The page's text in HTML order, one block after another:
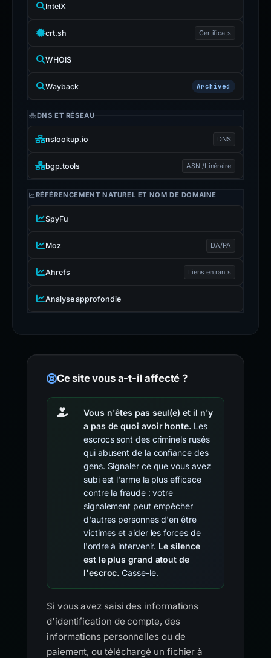
IntelX
crt.sh Certificats
WHOIS
Wayback Archived
DNS ET RÉSEAU
nslookup.io DNS
bgp.tools ASN /Itinéraire
RÉFÉRENCEMENT NATUREL ET NOM DE DOMAINE
SpyFu
Moz DA/PA
Ahrefs Liens entrants
Analyse approfondie
Ce site vous a-t-il affecté ?
Vous n'êtes pas seul(e) et il n'y
a pas de quoi avoir honte.Les
escrocs sont des criminels rusés
qui abusent de la confiance des
gens. Signaler ce que vous avez
subi est l'arme la plus efficace
contre la fraude : votre
signalement peut empêcher
d'autres personnes d'en être
victimes et aider les forces de
l'ordre à intervenir. Le silence
est le plus grand atout de
l'escroc. Casse-le.
Si vous avez saisi des informations
d'identification de compte, des
informations personnelles ou de
paiement, ou téléchargé un fichier à